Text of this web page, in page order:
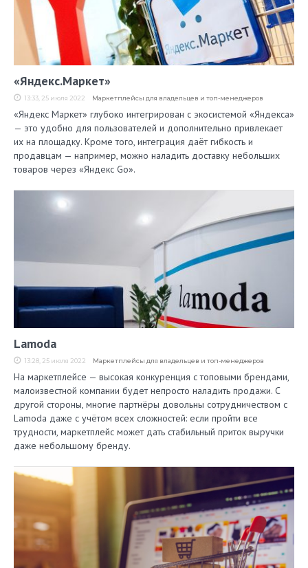
«Яндекс.Маркет»
13:33, 25 июля 2022 Маркетплейсы для владельцев и топ-менеджеров
«Яндекс Маркет» глубоко интегрирован с экосистемой «Яндекса»
— это удобно для пользователей и дополнительно привлекает
их на площадку. Кроме того, интеграция даёт гибкость и
продавцам — например, можно наладить доставку небольших
товаров через «Яндекс Go».
Lamoda
13:28, 25 июля 2022 Маркетплейсы для владельцев и топ-менеджеров
На маркетплейсе — высокая конкуренция с топовыми брендами,
малоизвестной компании будет непросто наладить продажи. С
другой стороны, многие партнёры довольны сотрудничеством с
Lamoda даже с учётом всех сложностей: если пройти все
трудности, маркетплейс может дать стабильный приток выручки
даже небольшому бренду.